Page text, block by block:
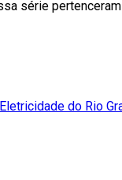
série
do Rio